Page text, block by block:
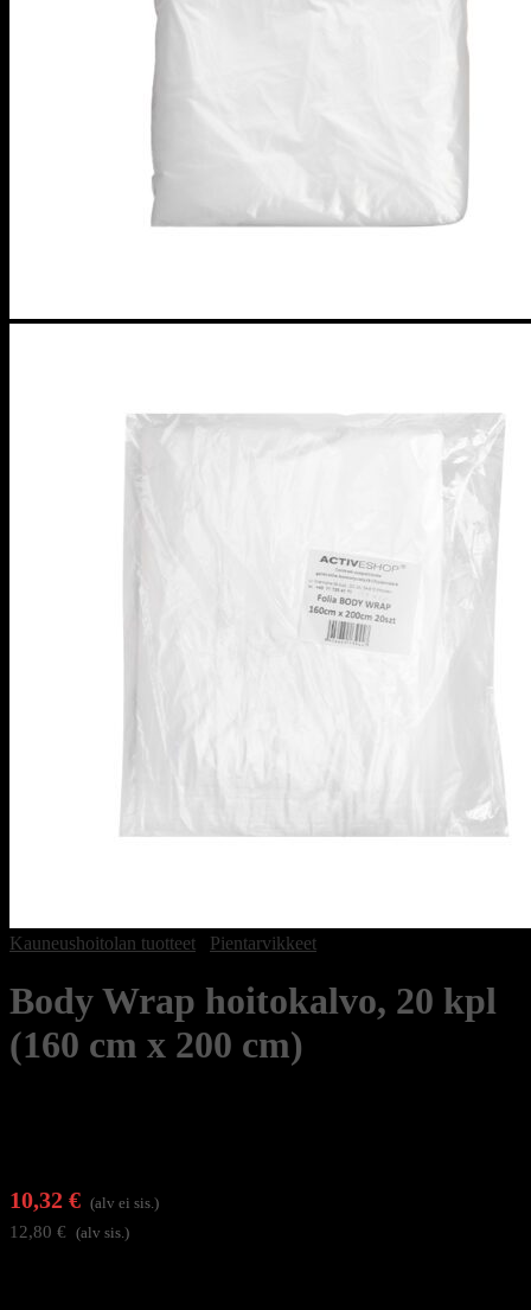
Kauneushoitolan tuotteet Pientarvikkeet
Body Wrap hoitokalvo, 20 kpl
(160 cm x 200 cm)
10,32 € (alv ei sis.)
12,80 € (alv sis.)